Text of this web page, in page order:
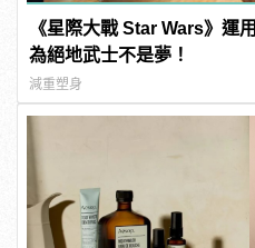
《星際大戰 Star Wars》運
為絕地武士不是夢！
減重塑身